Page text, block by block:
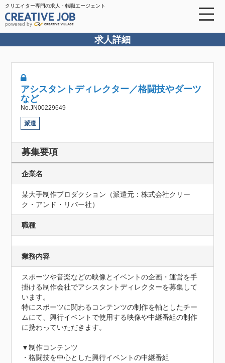
クリエイター専門の求人・転職エージェント
powered by
求人詳細
アシスタントディレクター／格闘技やダーツ
など
No.JN00229649
派遣
募集要項
企業名
某大手制作プロダクション（派遣元：株式会社クリー
ク・アンド・リバー社）
職種
業務内容
スポーツや音楽などの映像とイベントの企画・運営を手
掛ける制作会社でアシスタントディレクターを募集して
います。
特にスポーツに関わるコンテンツの制作を軸としたチー
ムにて、興行イベントで使用する映像や中継番組の制作
に携わっていただきます。
▼制作コンテンツ
・格闘技を中心とした興行イベントの中継番組